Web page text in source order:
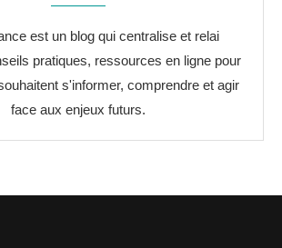
est un blog qui centralise et relai
pratiques, ressources en ligne pour
s'informer, comprendre et agir
face aux enjeux futurs.